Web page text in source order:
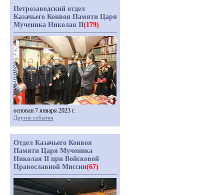
Петрозаводский отдел
Казачьего Конвоя Памяти Царя
Мученика Николая II(179)
основан 7 января 2023 г.
Другие события
Отдел Казачьего Конвоя
Памяти Царя Мученика
Николая II при Войсковой
Православной Миссии(67)